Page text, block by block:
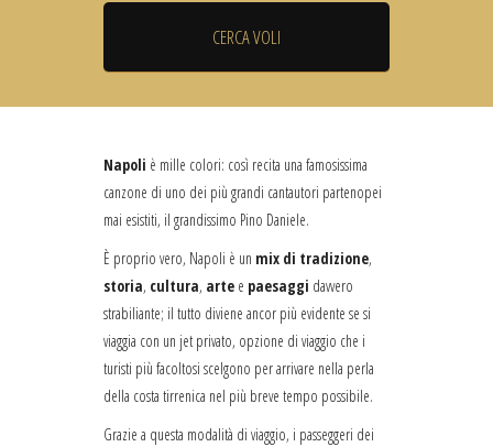
Napoli è mille colori: così recita una famosissima
canzone di uno dei più grandi cantautori partenopei
mai esistiti, il grandissimo Pino Daniele.
È proprio vero, Napoli è un mix di tradizione,
storia, cultura, arte e paesaggi davvero
strabiliante; il tutto diviene ancor più evidente se si
viaggia con un jet privato, opzione di viaggio che i
turisti più facoltosi scelgono per arrivare nella perla
della costa tirrenica nel più breve tempo possibile.
Grazie a questa modalità di viaggio, i passeggeri dei